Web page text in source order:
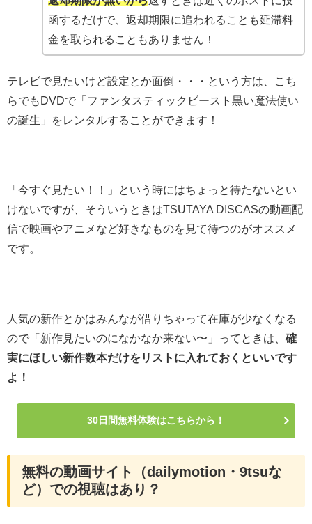
函するだけで、返却期限に追われることも延滞料
金を取られることもありません！
テレビで見たいけど設定とか面倒・・・という方は、こち
らでもDVDで「ファンタスティックビースト黒い魔法使い
の誕生」をレンタルすることができます！
「今すぐ見たい！！」という時にはちょっと待たないとい
けないですが、そういうときはTSUTAYA DISCASの動画配
信で映画やアニメなど好きなものを見て待つのがオススメ
です。
人気の新作とかはみんなが借りちゃって在庫が少なくなる
ので「新作見たいのになかなか来ない〜」ってときは、 確
実にほしい新作数本だけをリストに入れておくといいです
よ！
30日間無料体験はこちらから！
無料の動画サイト（dailymotion・9tsuな
ど）での視聴はあり？